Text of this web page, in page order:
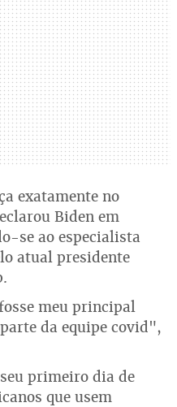
exatamente no
Biden em
se ao especialista
atual presidente
meu principal
da equipe covid",
primeiro dia de
que usem